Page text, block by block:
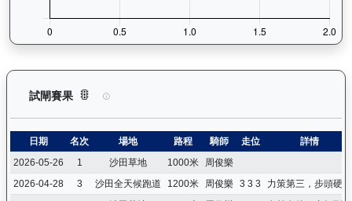
試閘賽果 㩒住贏（L310）— 試閘賽果紀錄：查看馬匹所
日期 名次 場地 路程 騎師 走位
詳情
2026-05-26
1 沙田草地 1000米
周俊樂
2026-04-28
3 沙田全天候跑道 1200米 周俊樂 3 3 3
力策第三，步頭硬朗